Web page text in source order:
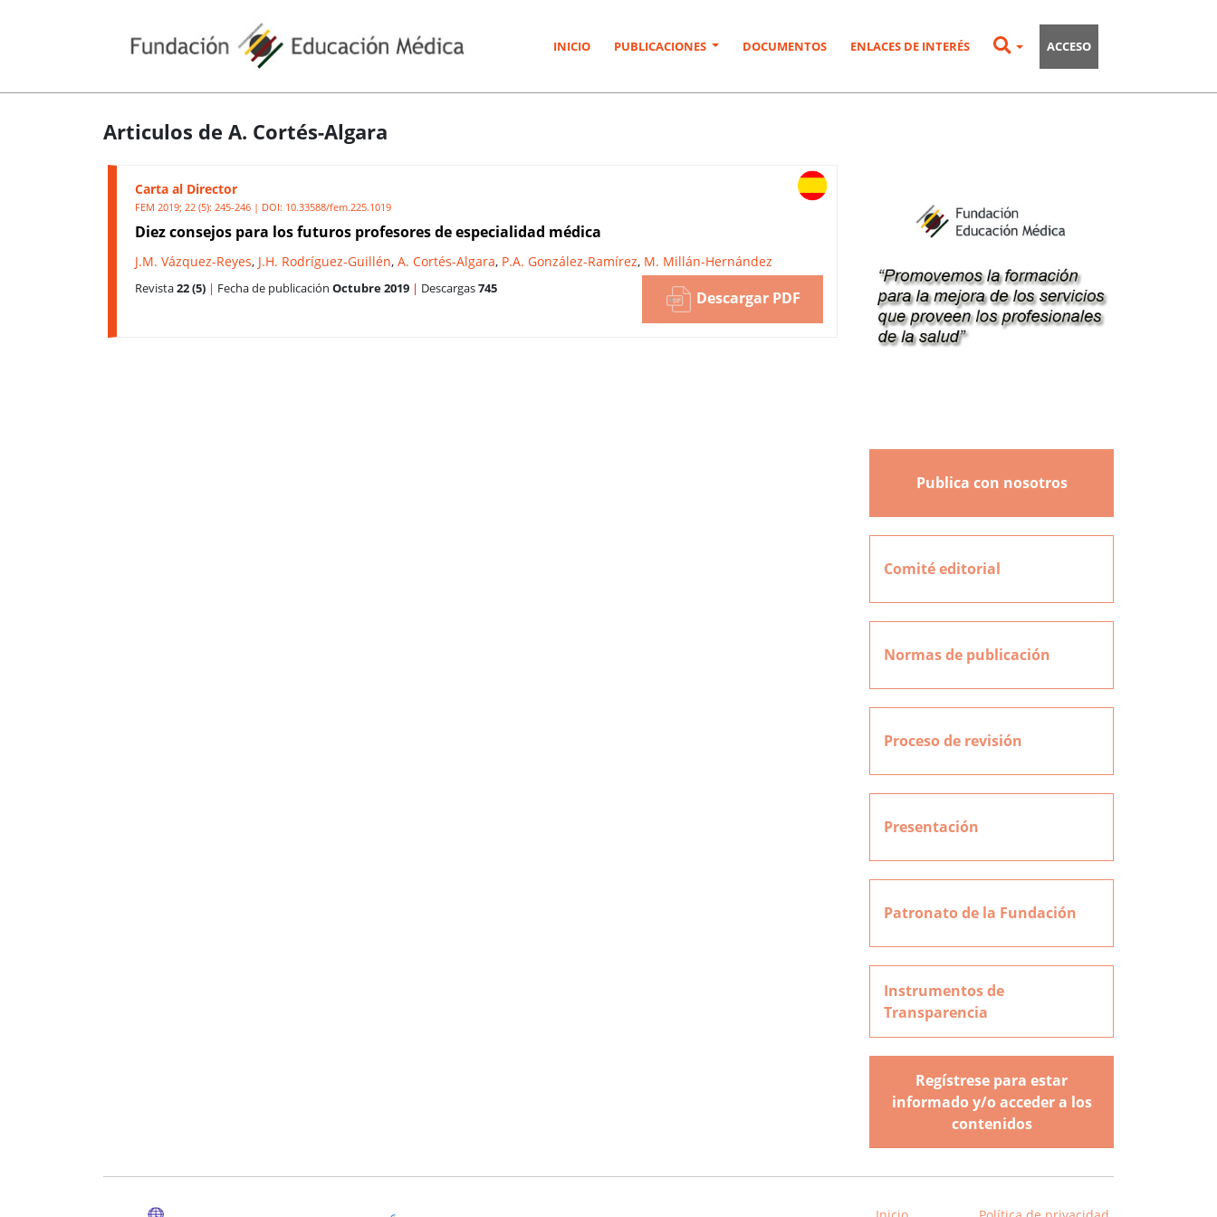
INICIO PUBLICACIONES DOCUMENTOS ENLACES DE INTERÉS ACCESO
Articulos de A. Cortés-Algara
Carta al Director
FEM 2019; 22 (5): 245-246 | DOI: 10.33588/fem.225.1019
Diez consejos para los futuros profesores de especialidad médica
J.M. Vázquez-Reyes, J.H. Rodríguez-Guillén, A. Cortés-Algara, P.A. González-Ramírez, M. Millán-Hernández
Revista22 (5) | Fecha de publicación Octubre 2019 | Descargas745 Descargar PDF
Publica con nosotros
Comité editorial
Normas de publicación
Proceso de revisión
Presentación
Patronato de la Fundación
Instrumentos de
Transparencia
Regístrese para estar
informado y/o acceder a los
contenidos